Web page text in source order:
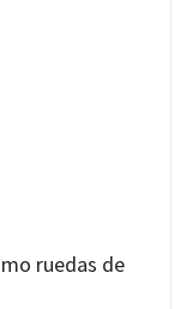
ruedas de